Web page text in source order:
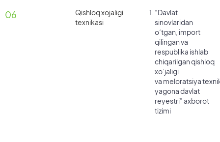
06
Qishloq xojaligi
texnikasi
“Davlat
sinovlaridan
oʻtgan, import
qilingan va
respublika ishlab
chiqarilgan qishloq
xoʻjaligi
va meloratsiya
yagona davlat
reyestri” axborot
tizimi